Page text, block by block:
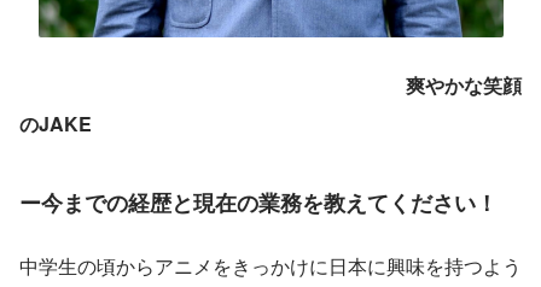
爽やかな笑顔
のJAKE
ー今までの経歴と現在の業務を教えてください！
中学生の頃からアニメをきっかけに日本に興味を持つよう